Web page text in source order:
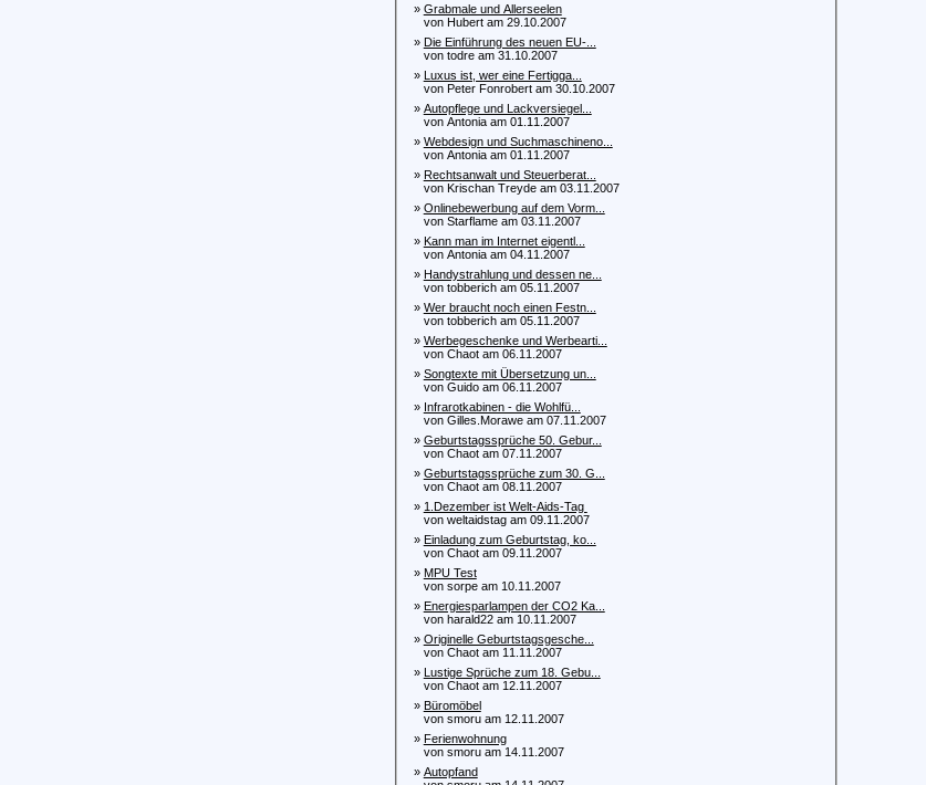
» Grabmale und Allerseelen
von Hubert am 29.10.2007
» Die Einführung des neuen EU-...
von todre am 31.10.2007
» Luxus ist, wer eine Fertigga...
von Peter Fonrobert am 30.10.2007
» Autopflege und Lackversiegel...
von Antonia am 01.11.2007
» Webdesign und Suchmaschineno...
von Antonia am 01.11.2007
» Rechtsanwalt und Steuerberat...
von Krischan Treyde am 03.11.2007
» Onlinebewerbung auf dem Vorm...
von Starflame am 03.11.2007
» Kann man im Internet eigentl...
von Antonia am 04.11.2007
» Handystrahlung und dessen ne...
von tobberich am 05.11.2007
» Wer braucht noch einen Festn...
von tobberich am 05.11.2007
» Werbegeschenke und Werbearti...
von Chaot am 06.11.2007
» Songtexte mit Übersetzung un...
von Guido am 06.11.2007
» Infrarotkabinen - die Wohlfü...
von Gilles.Morawe am 07.11.2007
» Geburtstagssprüche 50. Gebur...
von Chaot am 07.11.2007
» Geburtstagssprüche zum 30. G...
von Chaot am 08.11.2007
» 1.Dezember ist Welt-Aids-Tag
von weltaidstag am 09.11.2007
» Einladung zum Geburtstag, ko...
von Chaot am 09.11.2007
» MPU Test
von sorpe am 10.11.2007
» Energiesparlampen der CO2 Ka...
von harald22 am 10.11.2007
» Originelle Geburtstagsgesche...
von Chaot am 11.11.2007
» Lustige Sprüche zum 18. Gebu...
von Chaot am 12.11.2007
» Büromöbel
von smoru am 12.11.2007
» Ferienwohnung
von smoru am 14.11.2007
» Autopfand